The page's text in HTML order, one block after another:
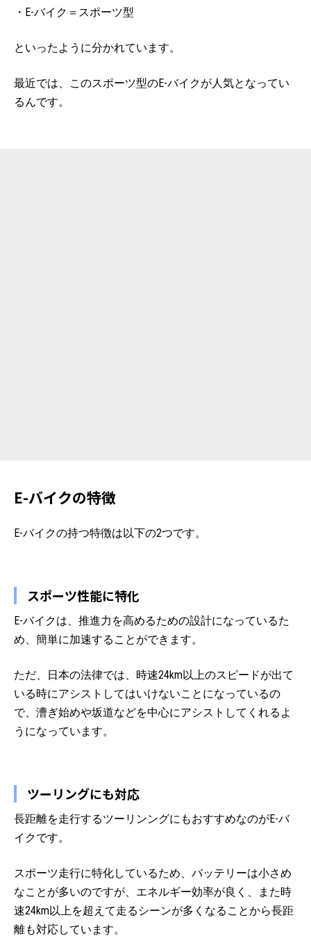
・E-バイク＝スポーツ型
といったように分かれています。
最近では、このスポーツ型のE-バイクが人気となってい
るんです。
E-バイクの特徴
E-バイクの持つ特徴は以下の2つです。
スポーツ性能に特化
E-バイクは、推進力を高めるための設計になっているた
め、簡単に加速することができます。
ただ、日本の法律では、時速24km以上のスピードが出て
いる時にアシストしてはいけないことになっているの
で、漕ぎ始めや坂道などを中心にアシストしてくれるよ
うになっています。
ツーリングにも対応
長距離を走行するツーリンングにもおすすめなのがE-バ
イクです。
スポーツ走行に特化しているため、バッテリーは小さめ
なことが多いのですが、エネルギー効率が良く、また時
速24km以上を超えて走るシーンが多くなることから長距
離も対応しています。